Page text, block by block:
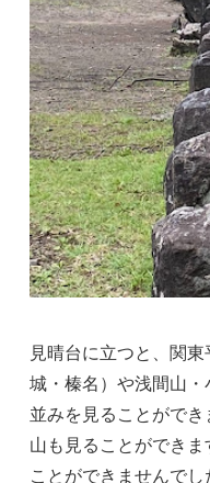
見晴台に立つと、関
城・榛名）や浅間山
並みを見ることがで
山も見ることができ
ことができませんでし